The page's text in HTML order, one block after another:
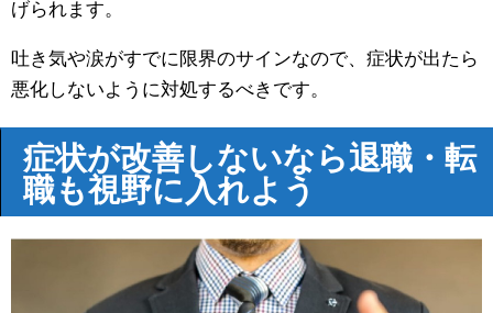
げられます。
吐き気や涙がすでに限界のサインなので、症状が出たら
悪化しないように対処するべきです。
症状が改善しないなら退職・転
職も視野に入れよう